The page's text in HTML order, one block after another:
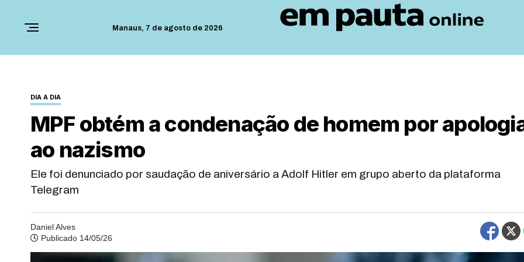
Manaus, 7 de agosto de 2026
DIA A DIA
MPF obtém a condenação de homem por
ao nazismo
Ele foi denunciado por saudação de aniversário a Adolf Hitler em grupo aberto da plataforma
Telegram
Daniel Alves
Publicado 14/05/26